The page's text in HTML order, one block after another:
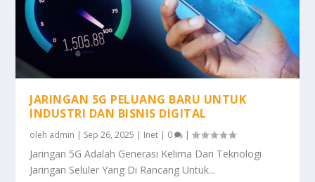
JARINGAN 5G PELUANG BARU UNTUK
INDUSTRI DAN BISNIS DIGITAL
oleh admin | Sep 26, 2025 | Inet | 0 |
Jaringan 5G Adalah Generasi Kelima Dari Teknologi
Jaringan Seluler Yang Di Rancang Untuk...